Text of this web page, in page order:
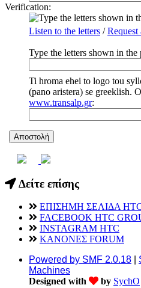
Verification:
Listen to the letters /Request
Type the letters shown in the
Ti hroma ehei to logo tou
(pano aristera) se greeklish.
www.transalp.gr:
Δείτε επίσης
ΕΠΙΣΗΜΗ ΣΕΛΙΔΑ
FACEBOOK HTC
INSTAGRAM HTC
ΚΑΝΟΝΕΣ FORUM
Powered by SMF 2.0.18
Machines
Designed with
by SychO